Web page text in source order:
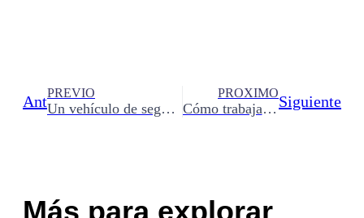
AntPREVIO
Un vehículo de segunda mano para ganar en libertad
PROXIMO
Cómo trabajar en una perfumería Siguiente
Más para explorar